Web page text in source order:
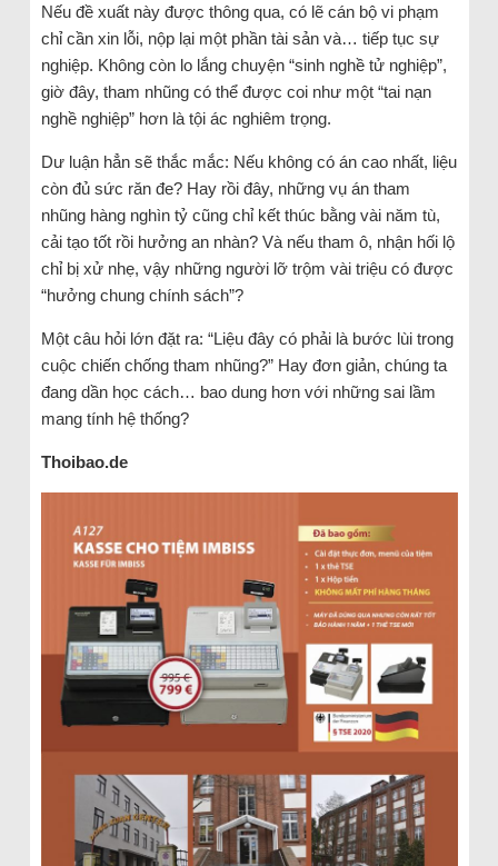
Nếu đề xuất này được thông qua, có lẽ cán bộ vi phạm
chỉ cần xin lỗi, nộp lại một phần tài sản và… tiếp tục sự
nghiệp. Không còn lo lắng chuyện “sinh nghề tử nghiệp”,
giờ đây, tham nhũng có thể được coi như một “tai nạn
nghề nghiệp” hơn là tội ác nghiêm trọng.
Dư luận hẳn sẽ thắc mắc: Nếu không có án cao nhất, liệu
còn đủ sức răn đe? Hay rồi đây, những vụ án tham
nhũng hàng nghìn tỷ cũng chỉ kết thúc bằng vài năm tù,
cải tạo tốt rồi hưởng an nhàn? Và nếu tham ô, nhận hối lộ
chỉ bị xử nhẹ, vậy những người lỡ trộm vài triệu có được
“hưởng chung chính sách”?
Một câu hỏi lớn đặt ra: “Liệu đây có phải là bước lùi trong
cuộc chiến chống tham nhũng?” Hay đơn giản, chúng ta
đang dần học cách… bao dung hơn với những sai lầm
mang tính hệ thống?
Thoibao.de